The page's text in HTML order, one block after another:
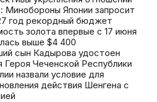
Минобороны Японии запросит
год рекордный бюджет
золота впервые с 17 июня
выше $4 400
сын Кадырова удостоен
Героя Чеченской Республики
назвали условие для
действия Шенгена с